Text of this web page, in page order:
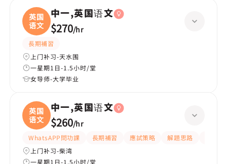
英国
语文
中一,英国语文
$270/hr
長期補習
上门补习-天水围
一星期1日-1.5小时/堂
女导师-大学毕业
英国
语文
中一,英国语文
$260/hr
WhatsAPP問功課 長期補習 應試策略 解題思路
上门补习-柴湾
一星期1日-1.5小时/堂